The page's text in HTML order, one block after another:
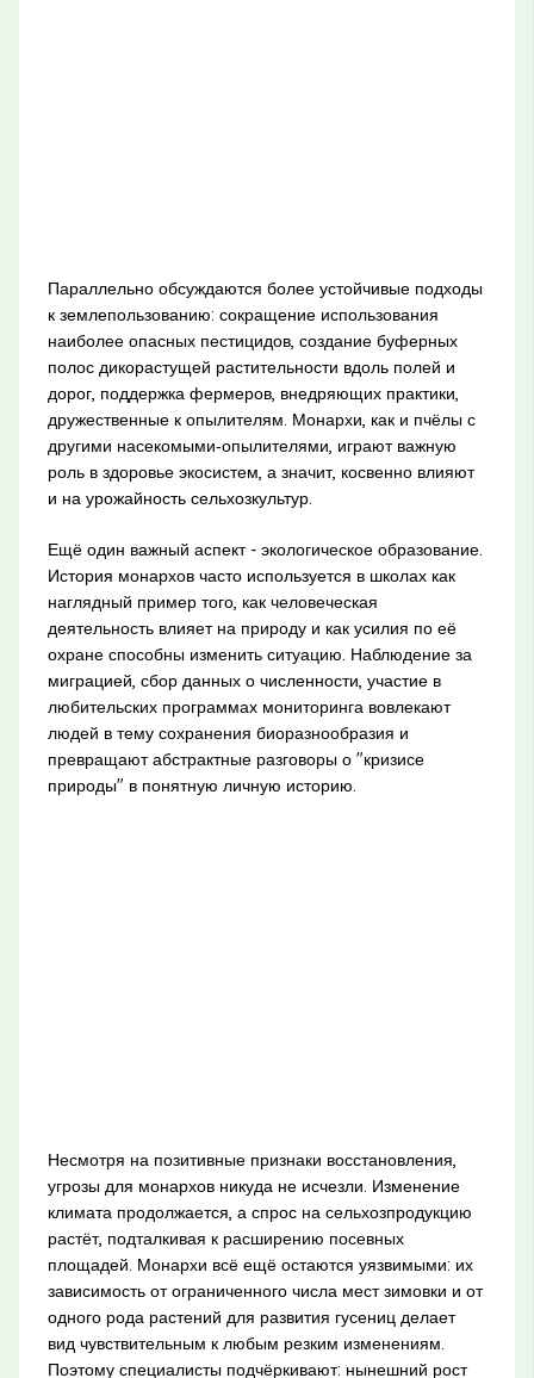
Параллельно обсуждаются более устойчивые подходы
к землепользованию: сокращение использования
наиболее опасных пестицидов, создание буферных
полос дикорастущей растительности вдоль полей и
дорог, поддержка фермеров, внедряющих практики,
дружественные к опылителям. Монархи, как и пчёлы с
другими насекомыми‑опылителями, играют важную
роль в здоровье экосистем, а значит, косвенно влияют
и на урожайность сельхозкультур.
Ещё один важный аспект - экологическое образование.
История монархов часто используется в школах как
наглядный пример того, как человеческая
деятельность влияет на природу и как усилия по её
охране способны изменить ситуацию. Наблюдение за
миграцией, сбор данных о численности, участие в
любительских программах мониторинга вовлекают
людей в тему сохранения биоразнообразия и
превращают абстрактные разговоры о "кризисе
природы" в понятную личную историю.
Несмотря на позитивные признаки восстановления,
угрозы для монархов никуда не исчезли. Изменение
климата продолжается, а спрос на сельхозпродукцию
растёт, подталкивая к расширению посевных
площадей. Монархи всё ещё остаются уязвимыми: их
зависимость от ограниченного числа мест зимовки и от
одного рода растений для развития гусениц делает
вид чувствительным к любым резким изменениям.
Поэтому специалисты подчёркивают: нынешний рост